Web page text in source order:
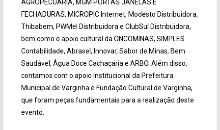
AGROPECUÁRIA, MGM PORTAS JANELAS E
FECHADURAS, MICROPIC Internet, Modesto Distribuidora,
Thibabem, PWMel Distribuidora e ClubSul Distribuidora,
bem como o apoio cultural da ONCOMINAS, SIMPLES
Contabilidade, Abrasel, Innovar, Sabor de Minas, Bem
Saudável, Água Doce Cachaçaria e ARBO. Além disso,
contamos com o apoio Institucional da Prefeitura
Municipal de Varginha e Fundação Cultural de Varginha,
que foram peças fundamentais para a realização deste
evento.